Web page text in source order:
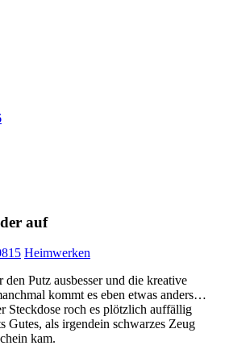
auf
Heimwerken
Putz ausbesser und die kreative
kommt es eben etwas anders…
Steckdose roch es plötzlich auffällig
Gutes, als irgendein schwarzes Zeug
kam.